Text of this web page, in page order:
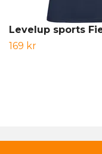
Levelup sports
169 kr